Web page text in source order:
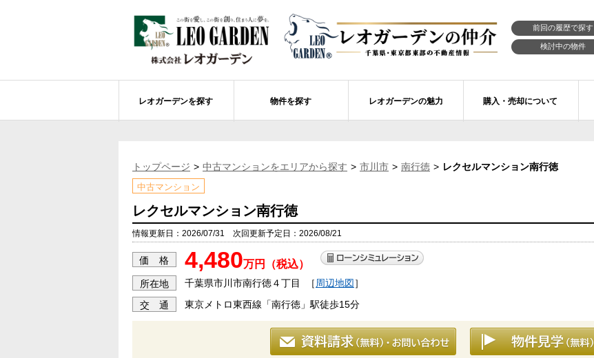
前回の履歴で探す
検討中の物件
レオガーデンを探す
成田市のレオガーデン 習志野市のレオガーデン
レオガーデン西船橋 武尊の杜 レオガーデン北習志野 槙の杜
レオガーデン新船橋 紫吹の街Ⅱ レオガーデン船橋 大楠の杜
レオガーデン船橋法典 朝陽の街〔第1期〕
物件を探す
市川市エリアの物件情報 新築戸建てを探す
船橋市の学区から探す 習志野市の学区から探す
市川市の学区から探す お預かりしている物件
総武線沿線の未公開物件情報について
レオガーデンの魅力
レオ・グローブ カリフォルニア レオ・ラグジュアリー住宅
レオガーデンオーナーズ倶楽部について
レオガーデンオーナーズ倶楽部
太陽光発電システム
購入・売却について
住宅ローンのポイント 売買物件リクエスト
トップページ 中古マンションをエリアから探す 市川市 南行徳 レクセルマンション南行徳
中古マンション
レクセルマンション南行徳
情報更新日：2026/07/31 次回更新予定日：2026/08/21
価 格 4,480万円（税込）
所在地 千葉県市川市南行徳４丁目 ［ 周辺地図］
交 通 東京メトロ東西線「南行徳」駅徒歩15分